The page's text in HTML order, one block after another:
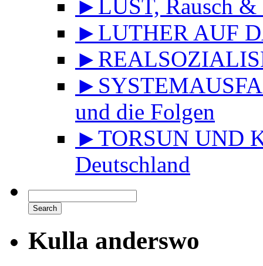
►LUST, Rausch
►LUTHER AUF
und die Folgen
►TORSUN UND
Deutschland
Kulla anderswo